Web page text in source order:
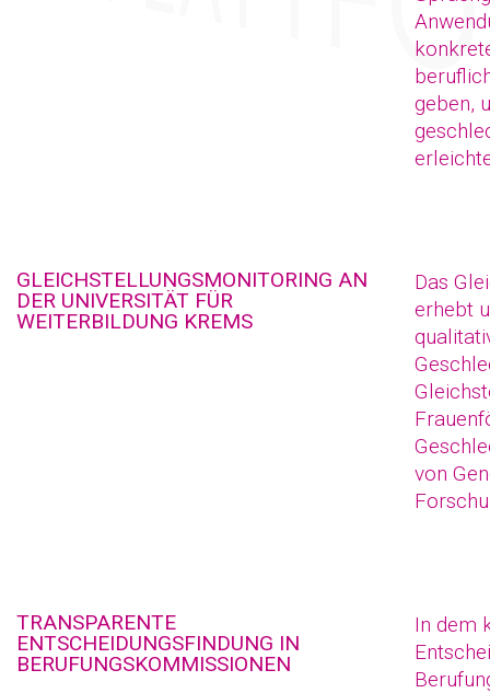
geben,
GLEICHSTELLUNGSMONITORING AN
DER UNIVERSITÄT FÜR
WEITERBILDUNG KREMS
Das
erhebt
von
TRANSPARENTE
ENTSCHEIDUNGSFINDUNG IN
BERUFUNGSKOMMISSIONEN
In dem